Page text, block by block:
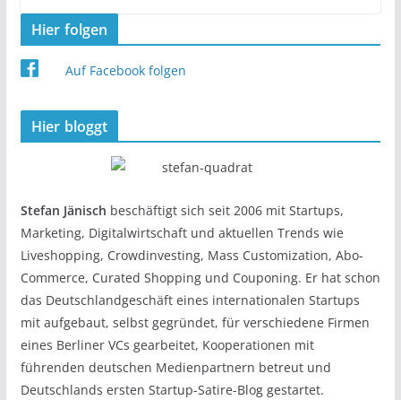
Hier folgen
Auf Facebook folgen
Hier bloggt
Stefan Jänisch beschäftigt sich seit 2006 mit Startups,
Marketing, Digitalwirtschaft und aktuellen Trends wie
Liveshopping, Crowdinvesting, Mass Customization, Abo-
Commerce, Curated Shopping und Couponing. Er hat schon
das Deutschlandgeschäft eines internationalen Startups
mit aufgebaut, selbst gegründet, für verschiedene Firmen
eines Berliner VCs gearbeitet, Kooperationen mit
führenden deutschen Medienpartnern betreut und
Deutschlands ersten Startup-Satire-Blog gestartet.